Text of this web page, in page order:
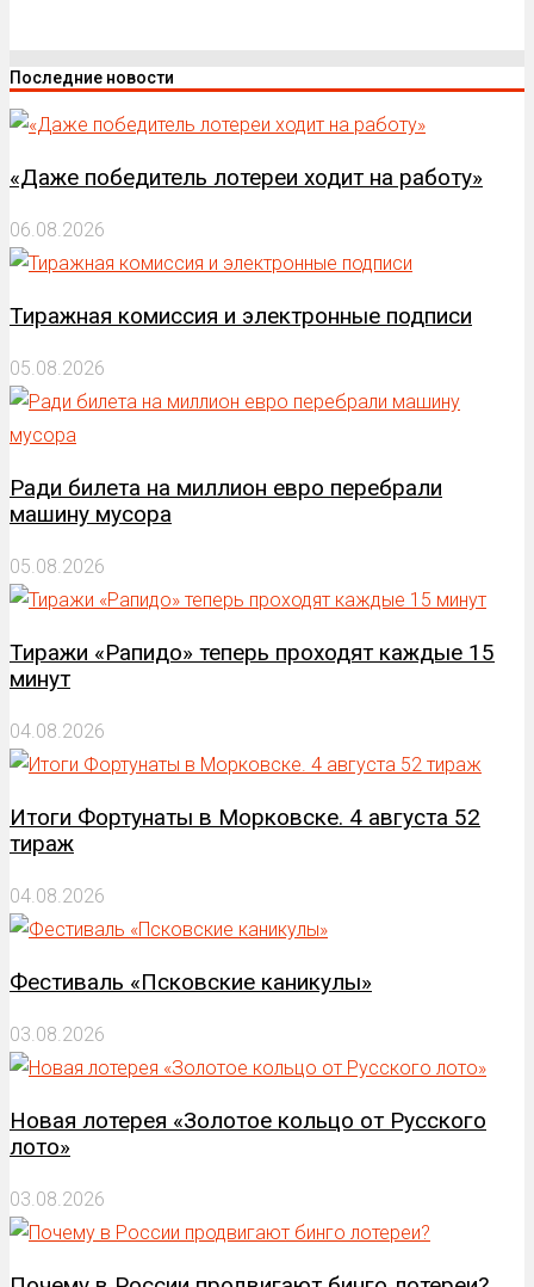
Последние новости
«Даже победитель лотереи ходит на работу»
06.08.2026
Тиражная комиссия и электронные подписи
05.08.2026
Ради билета на миллион евро перебрали
машину мусора
05.08.2026
Тиражи «Рапидо» теперь проходят каждые 15
минут
04.08.2026
Итоги Фортунаты в Морковске. 4 августа 52
тираж
04.08.2026
Фестиваль «Псковские каникулы»
03.08.2026
Новая лотерея «Золотое кольцо от Русского
лото»
03.08.2026